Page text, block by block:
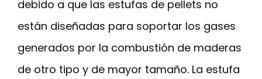
debido a que las estufas de pellets no
están diseñadas para soportar los gases
generados por la combustión de maderas
de otro tipo y de mayor tamaño. La estufa